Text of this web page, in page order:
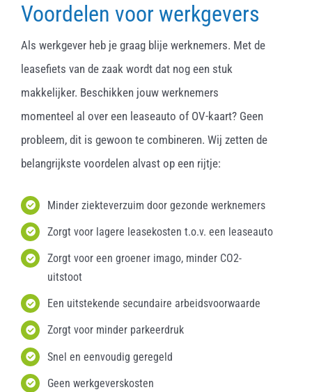
Voordelen voor werkgevers
Als werkgever heb je graag blije werknemers. Met de
leasefiets van de zaak wordt dat nog een stuk
makkelijker. Beschikken jouw werknemers
momenteel al over een leaseauto of OV-kaart? Geen
probleem, dit is gewoon te combineren. Wij zetten de
belangrijkste voordelen alvast op een rijtje:
Minder ziekteverzuim door gezonde werknemers
Zorgt voor lagere leasekosten t.o.v. een leaseauto
Zorgt voor een groener imago, minder CO2-
uitstoot
Een uitstekende secundaire arbeidsvoorwaarde
Zorgt voor minder parkeerdruk
Snel en eenvoudig geregeld
Geen werkgeverskosten